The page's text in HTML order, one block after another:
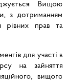
Вищою
з дотриманням
рівних прав та
для участі в
на зайняття
вищого